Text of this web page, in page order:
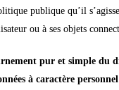
publique qu’il
ou à ses objets
pur et simple du
à caractère